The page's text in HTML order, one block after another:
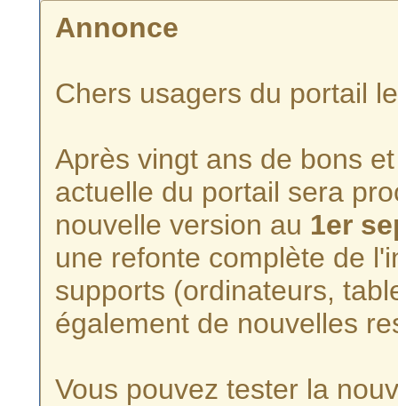
Annonce
Chers usagers du portail
Après vingt ans de bons
actuelle du portail sera
nouvelle version au 1er
une refonte complète de
supports (ordinateurs,
également de nouvelles
Vous pouvez tester la